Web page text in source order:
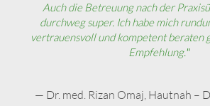
Auch die Betreuung nach der
durchweg super. Ich habe mich
vertrauensvoll und kompetent beraten
Empfehlung."
— Dr. med. Rizan Omaj, Hautnah –